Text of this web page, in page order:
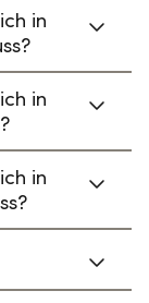
in
in
in